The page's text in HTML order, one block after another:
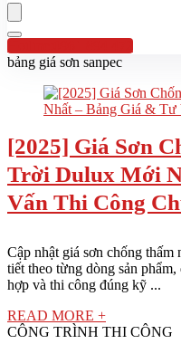
Hotline:0961 894 472
bảng giá sơn sanpec
[2025] Giá Sơn
Trời Dulux Mới
Vấn Thi Công
Cập nhật giá sơn chống
tiết theo từng dòng sản
hợp và thi công đúng kỹ ...
READ MORE +
CÔNG TRÌNH THI CÔNG